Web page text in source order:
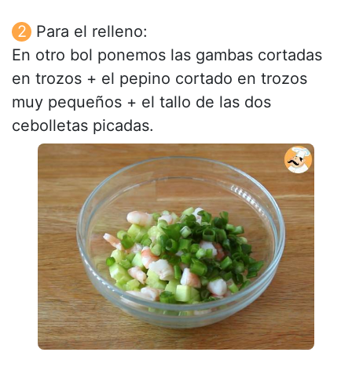
Para el relleno:
En otro bol ponemos las gambas cortadas
en trozos + el pepino cortado en trozos
muy pequeños + el tallo de las dos
cebolletas picadas.